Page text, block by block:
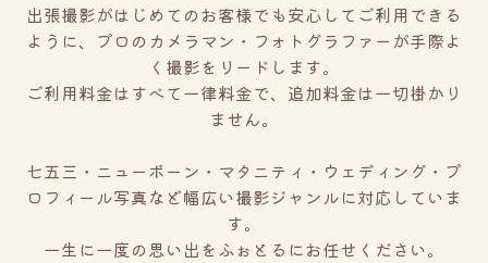
出張撮影がはじめてのお客様でも安心してご利用できる
ように、プロのカメラマン・フォトグラファーが手際よ
く撮影をリードします。
ご利用料金はすべて一律料金で、追加料金は一切掛かり
ません。
七五三・ニューボーン・マタニティ・ウェディング・プ
ロフィール写真など幅広い撮影ジャンルに対応していま
す。
一生に一度の思い出をふぉとるにお任せください。